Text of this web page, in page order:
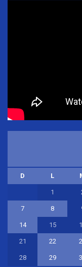
D L
1
7 8
14 15
21 22
28 29